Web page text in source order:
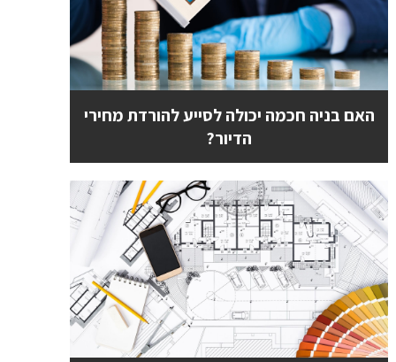
האם בניה חכמה יכולה לסייע להורדת מחירי
הדיור?